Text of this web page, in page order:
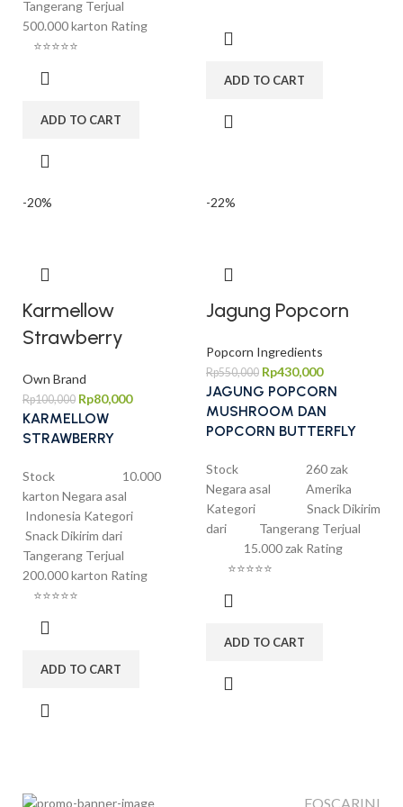
Tangerang Terjual
500.000 karton Rating
⭐⭐⭐⭐⭐
ADD TO CART
ADD TO CART
-20%
Karmellow
Strawberry
Own Brand
Rp100,000 Rp80,000
KARMELLOW
STRAWBERRY
Stock 10.000
karton Negara asal
Indonesia Kategori
Snack Dikirim dari
Tangerang Terjual
200.000 karton Rating
⭐⭐⭐⭐⭐
ADD TO CART
-22%
Jagung Popcorn
Popcorn Ingredients
Rp550,000 Rp430,000
JAGUNG POPCORN
MUSHROOM DAN
POPCORN BUTTERFLY
Stock 260 zak
Negara asal Amerika
Kategori Snack Dikirim
dari Tangerang Terjual
15.000 zak Rating
⭐⭐⭐⭐⭐
ADD TO CART
FOSCARINI